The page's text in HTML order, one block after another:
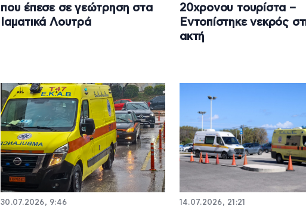
που έπεσε σε γεώτρηση στα
Ιαματικά Λουτρά
20χρονου τουρίστα –
Εντοπίστηκε νεκρός
ακτή
30.07.2026, 9:46 14.07.2026, 21:21